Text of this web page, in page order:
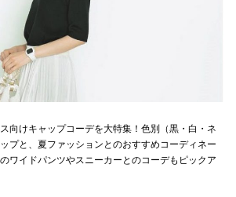
向けキャップコーデを大特集！色別（黒・白・ネ
プと、夏ファッションとのおすすめコーディネー
ワイドパンツやスニーカーとのコーデもピックア